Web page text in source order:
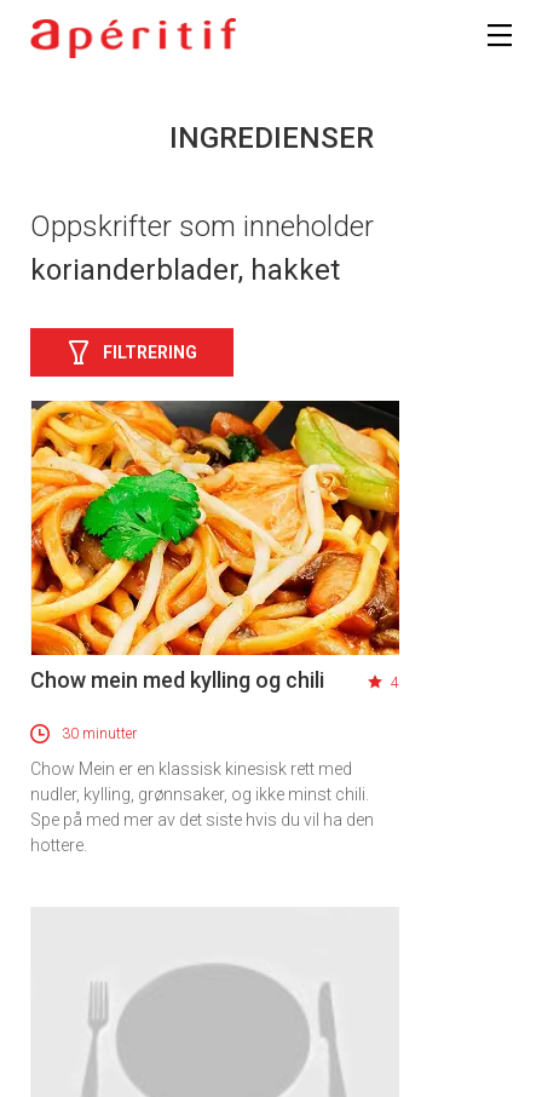
INGREDIENSER
Oppskrifter som inneholder
korianderblader, hakket
FILTRERING
Chow mein med kylling og chili 4
30 minutter
Chow Mein er en klassisk kinesisk rett med
nudler, kylling, grønnsaker, og ikke minst chili.
Spe på med mer av det siste hvis du vil ha den
hottere.